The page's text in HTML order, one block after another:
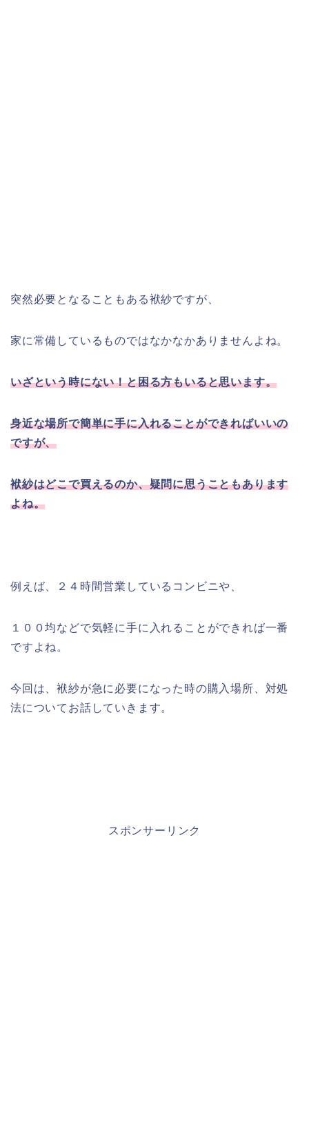
突然必要となることもある袱紗ですが、
家に常備しているものではなかなかありませんよね。
いざという時にない！と困る方もいると思います。
身近な場所で簡単に手に入れることができればいいの
ですが、
袱紗はどこで買えるのか、疑問に思うこともあります
よね。
例えば、２４時間営業しているコンビニや、
１００均などで気軽に手に入れることができれば一番
ですよね。
今回は、袱紗が急に必要になった時の購入場所、対処
法についてお話していきます。
スポンサーリンク